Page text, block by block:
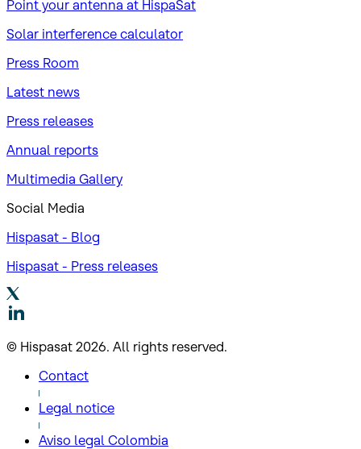
Point your antenna at HispaSat
Solar interference calculator
Press Room
Latest news
Press releases
Annual reports
Multimedia Gallery
Social Media
Hispasat - Blog
Hispasat - Press releases
© Hispasat 2026. All rights reserved.
Contact
Legal notice
Aviso legal Colombia